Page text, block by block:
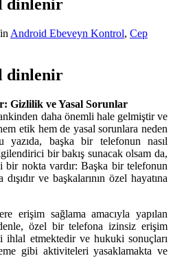
dinlenir
in Android Ebeveyn Kontrol, Cep
dinlenir
Gizlilik ve Yasal Sorunlar
daha önemli hale gelmiştir ve
etik hem de yasal sorunlara neden
başka bir telefonun nasıl
bir bakış sunacak olsam da,
bir nokta vardır: Başka bir telefonun
ve başkalarının özel hayatına
erişim sağlama amacıyla yapılan
özel bir telefona izinsiz erişim
ihlal etmektedir ve hukuki sonuçları
gibi aktiviteleri yasaklamakta ve